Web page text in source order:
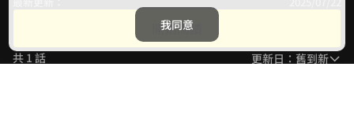
共 1 話 更新日：舊到新
開始閱讀
我同意